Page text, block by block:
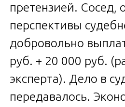
претензией. Сосед,
перспективы
добровольно
руб. + 20 000 руб.
эксперта). Дело в
передавалось.